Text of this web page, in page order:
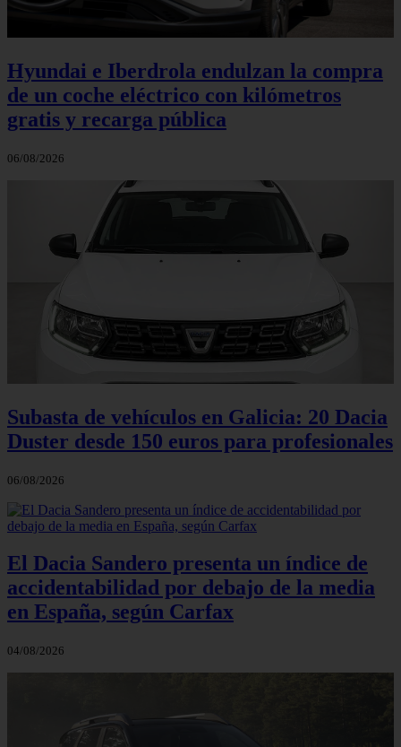
Hyundai e Iberdrola endulzan la compra
de un coche eléctrico con kilómetros
gratis y recarga pública
06/08/2026
Subasta de vehículos en Galicia: 20 Dacia
Duster desde 150 euros para profesionales
06/08/2026
El Dacia Sandero presenta un índice de
accidentabilidad por debajo de la media
en España, según Carfax
04/08/2026